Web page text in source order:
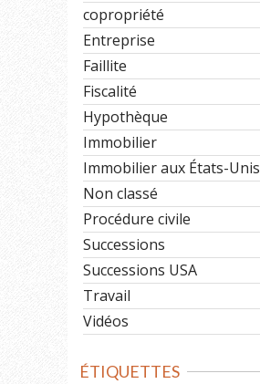
copropriété
Entreprise
Faillite
Fiscalité
Hypothèque
Immobilier
Immobilier aux États-Unis
Non classé
Procédure civile
Successions
Successions USA
Travail
Vidéos
ÉTIQUETTES